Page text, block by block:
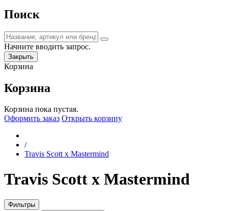
Поиск
Начните вводить запрос.
Закрыть
Корзина
Корзина
Корзина пока пустая.
Оформить заказ Открыть корзину
/
Travis Scott x Mastermind
Travis Scott x Mastermind
Фильтры